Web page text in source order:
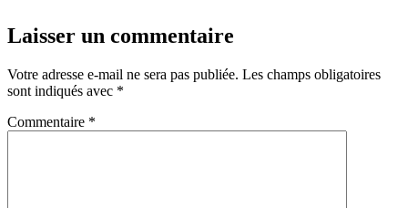
Laisser un commentaire
Votre adresse e-mail ne sera pas publiée. Les champs obligatoires
sont indiqués avec *
Commentaire *